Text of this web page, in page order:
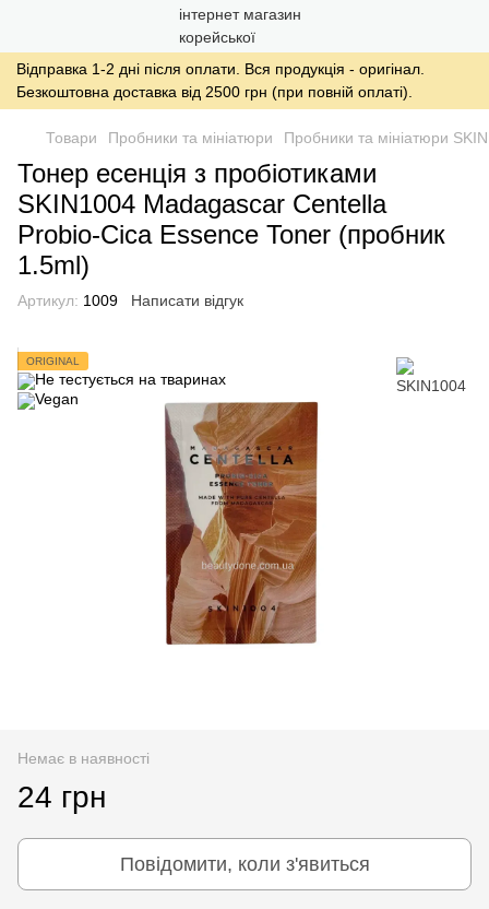
Відправка 1-2 дні після оплати. Вся продукція - оригінал.
Безкоштовна доставка від 2500 грн (при повній оплаті).
Товари Пробники та мініатюри Пробники та мініатюри
Тонер есенція з пробіотиками
SKIN1004 Madagascar Centella
Probio-Cica Essence Toner (пробник
1.5ml)
Артикул: 1009 Написати відгук
ORIGINAL
Немає в наявності
24 грн
Повідомити, коли з'явиться